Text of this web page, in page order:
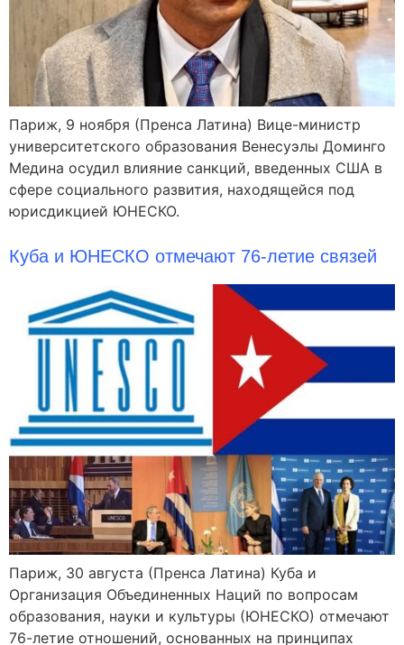
Париж, 9 ноября (Пренса Латина) Вице-министр
университетского образования Венесуэлы Доминго
Медина осудил влияние санкций, введенных США в
сфере социального развития, находящейся под
юрисдикцией ЮНЕСКО.
Куба и ЮНЕСКО отмечают 76-летие связей
Париж, 30 августа (Пренса Латина) Куба и
Организация Объединенных Наций по вопросам
образования, науки и культуры (ЮНЕСКО) отмечают
76-летие отношений, основанных на принципах